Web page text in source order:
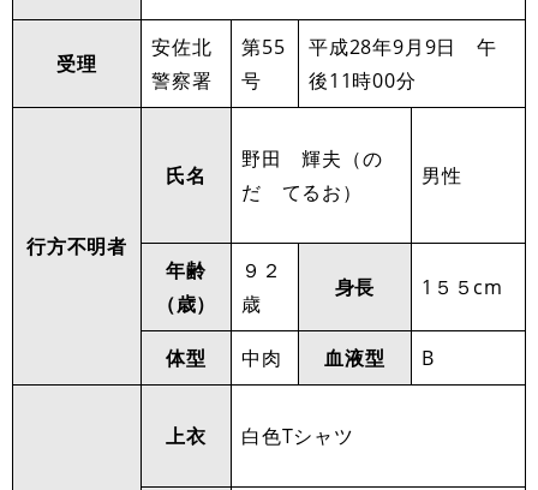
受理
安佐北
警察署
第55
号
平成28年9月9日 午
後11時00分
行方不明者
氏名
野田 輝夫（の
だ てるお）
男性
年齢
（歳）
９２
歳
身長 1５５cm
体型 中肉 血液型 B
上衣 白色Tシャツ